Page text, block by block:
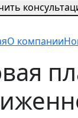
О компании